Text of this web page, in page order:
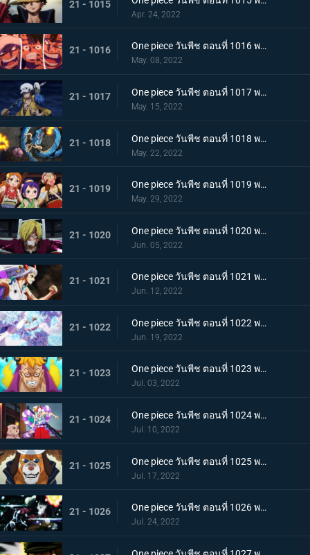
21 - 1015
Apr. 24, 2022
21 - 1016 One piece วันพีช ตอนที่ 1016 พากย์ไทย ศึกสัตว์ประหลาด! สามกัปตันต่างถือทิฐิ
May. 08, 2022
21 - 1017 One piece วันพีช ตอนที่ 1017 พากย์ไทย ออกท่าใหญ่ต่อเนื่อง! รุ่นที่เลวร้ายที่สุดโจมตีระห่ำ
May. 15, 2022
21 - 1018 One piece วันพีช ตอนที่ 1018 พากย์ไทย ไคโดหัวเราะ! สี่จักรพรรดิปะทะยุคสมัยใหม่
May. 22, 2022
21 - 1019 One piece วันพีช ตอนที่ 1019 พากย์ไทย แผนลับของโอทามะ! สุดยอดแผนการคิบิดังโกะ
May. 29, 2022
21 - 1020 One piece วันพีช ตอนที่ 1020 พากย์ไทย ซันจิตะโกนสุดเสียง! SOS ที่ดังก้องทั่วเกาะ
Jun. 05, 2022
21 - 1021 One piece วันพีช ตอนที่ 1021 พากย์ไทย สแพงค์แสนรุนแรง! ปัญหาเรื่องผู้หญิงของซันจิ
Jun. 12, 2022
21 - 1022 One piece วันพีช ตอนที่ 1022 พากย์ไทย ไม่นึกเสียใจ ลูฟี่กับลูกพี่สายสัมพันธ์ศิษย์อาจารย์
Jun. 19, 2022
21 - 1023 One piece วันพีช ตอนที่ 1023 พากย์ไทย เตรียมพร้อมเรียบร้อย! ช็อปเปอร์เฟจเนบูไลเซอร์
Jul. 03, 2022
21 - 1024 One piece วันพีช ตอนที่ 1024 พากย์ไทย โอเด้งปรากฏตัว! จิตใจของปลอกดาบแดงหวั่นไหว
Jul. 10, 2022
21 - 1025 One piece วันพีช ตอนที่ 1025 พากย์ไทย รุ่นที่เลวร้ายที่สุดพินาศสิ้น! ท่าใหญ่ของสี่จักรพรรดิ
Jul. 17, 2022
21 - 1026 One piece วันพีช ตอนที่ 1026 พากย์ไทย ซุปเปอร์โนวาโต้กลับแผนแยก 4 จักรพรรดิ
Jul. 24, 2022